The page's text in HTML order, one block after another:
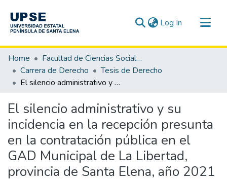
Log In (current)
Communities & Collections
All of DSpace
Statistics
Home
Facultad de Ciencias Sociales y de la Salud
Carrera de Derecho
Tesis de Derecho
El silencio administrativo y su incidencia en la recepción presunta en la contratación pública en el GAD Municipal de La Libertad, provincia de Santa Elena, año 2021
El silencio administrativo y su
incidencia en la recepción presunta
en la contratación pública en el
GAD Municipal de La Libertad,
provincia de Santa Elena, año 2021